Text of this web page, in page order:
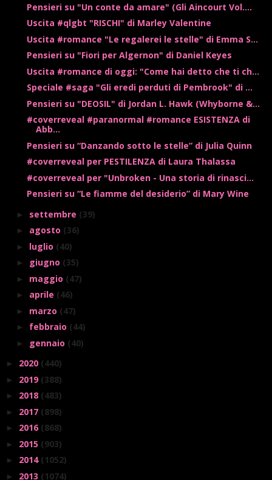
Pensieri su "Un conte da amare" (Gli Aincourt Vol....
Uscita #qlgbt "RISCHI" di Marley Valentine
Uscita #romance "Le regalerei le stelle" di Emma S...
Pensieri su "Fiori per Algernon" di Daniel Keyes
Uscita #romance di oggi: "Come hai detto che ti ch...
Speciale #saga "Gli eredi perduti di Pembrook" di ...
Pensieri su "DEOSIL" di Jordan L. Hawk (Whyborne &...
#coverreveal #paranormal #romance ESISTENZA di
Abb...
Pensieri su “Danzando sotto le stelle” di Julia Quinn
#coverreveal per PESTILENZA di Laura Thalassa
#coverreveal per "Unbroken - Una storia di rinasci...
Pensieri su “Le fiamme del desiderio” di Mary Wine
► settembre (39)
► agosto (36)
► luglio (40)
► giugno (35)
► maggio (47)
► aprile (46)
► marzo (47)
► febbraio (44)
► gennaio (40)
► 2020 (440)
► 2019 (388)
► 2018 (483)
► 2017 (898)
► 2016 (868)
► 2015 (903)
► 2014 (1052)
► 2013 (1074)